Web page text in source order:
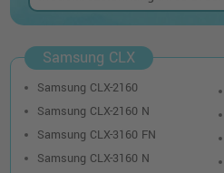
Samsung CLX
Samsung CLX-2160
Samsung CLX-2160 N
Samsung CLX-3160 FN
Samsung CLX-3160 N